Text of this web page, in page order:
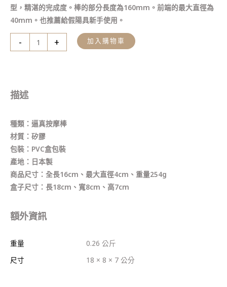
型，精湛的完成度。棒的部分長度為160mm。前端的最大直徑為
40mm。也推薦給假陽具新手使用。
- + 加入購物車
描述
種類：逼真按摩棒
材質：矽膠
包裝：PVC盒包裝
產地：日本製
商品尺寸：全長16cm、最大直徑4cm、重量254g
盒子尺寸：長18cm、寬8cm、高7cm
額外資訊
重量
0.26 公斤
尺寸
18 × 8 × 7 公分